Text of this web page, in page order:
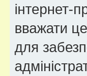
інтернет-
вважати
для